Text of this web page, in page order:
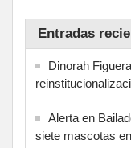
Entradas
Dinorah
Alerta en
siete mascotas